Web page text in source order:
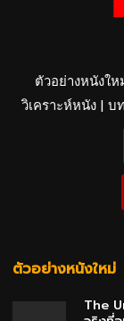
ตัวอย่างหนังใ
วิเคราะห์หนัง | บ
ตัวอย่างหนังใหม่
The